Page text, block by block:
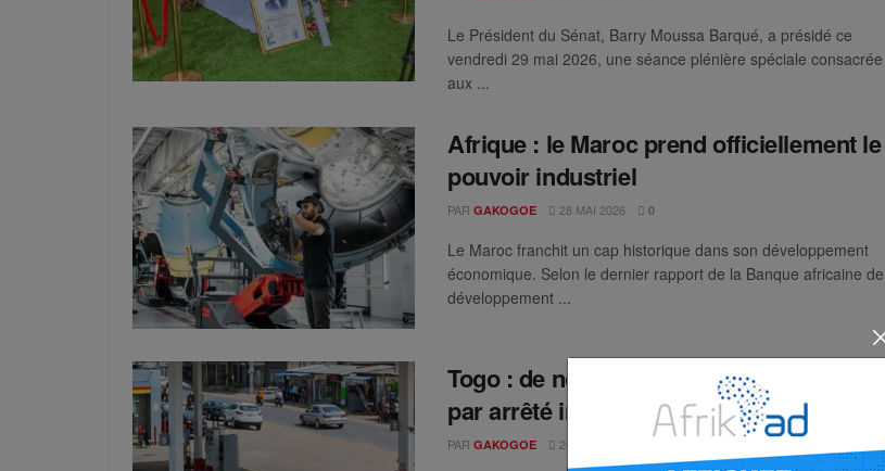
Le Président du Sénat, Barry Moussa Barqué, a présidé ce
vendredi 29 mai 2026, une séance plénière spéciale consacrée
aux ...
Afrique : le Maroc prend officiellement le
pouvoir industriel
PAR GAKOGOE 28 MAI 2026 0
Le Maroc franchit un cap historique dans son développement
économique. Selon le dernier rapport de la Banque africaine de
développement ...
Togo : de nouveaux prix à la pompe fixés
par arrêté interministériel
PAR GAKOGOE 26 MAI 2026